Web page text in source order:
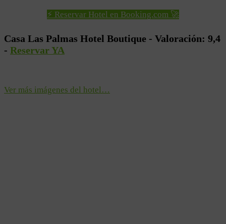
⚡ Reservar Hotel en Booking.com 🚀
Casa Las Palmas Hotel Boutique - Valoración: 9,4
- Reservar YA
Ver más imágenes del hotel…